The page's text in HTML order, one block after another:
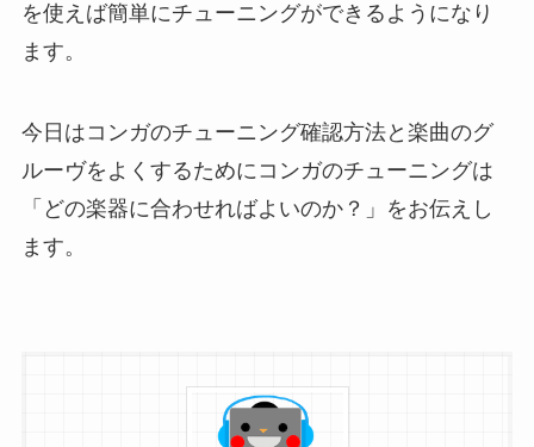
を使えば簡単にチューニングができるようになり
ます。
今日はコンガのチューニング確認方法と楽曲のグ
ルーヴをよくするためにコンガのチューニングは
「どの楽器に合わせればよいのか？」をお伝えし
ます。